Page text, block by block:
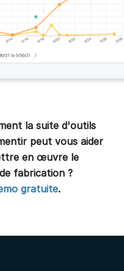
la suite d'outils
peut vous aider
en œuvre le
fabrication ?
gratuite.